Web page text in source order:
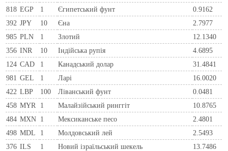
818 EGP 1 Єгипетський фунт
0.9162
392 JPY 10 Єна
2.7977
985 PLN 1 Злотий
12.1340
356 INR 10 Індійська рупія
4.6895
124 CAD 1 Канадський долар
31.4841
981 GEL 1 Ларi
16.0020
422 LBP 100 Ліванський фунт
0.0481
458 MYR 1 Малайзійський ринггіт
10.8765
484 MXN 1 Мексиканське песо
2.4801
498 MDL 1 Молдовський лей
2.5493
376 ILS 1 Новий ізраїльський шекель
13.7486